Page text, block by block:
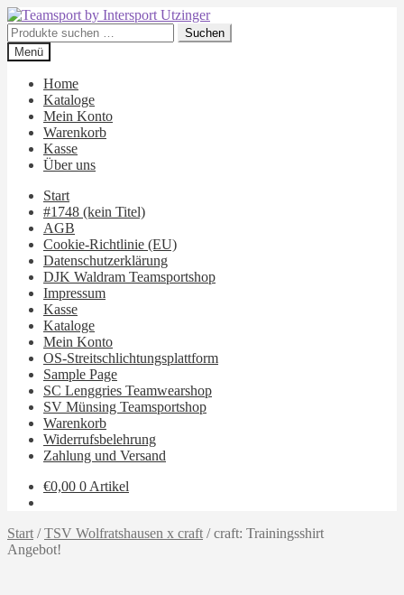
Zur
Navigation
springen
Zum
Inhalt
springen
Suchen
nach:
Suchen
Menü
Home
Kataloge
Mein Konto
Warenkorb
Kasse
Über uns
Start
#1748 (kein Titel)
AGB
Cookie-Richtlinie (EU)
Datenschutzerklärung
DJK Waldram Teamsportshop
Impressum
Kasse
Kataloge
Mein Konto
OS-Streitschlichtungsplattform
Sample Page
SC Lenggries Teamwearshop
SV Münsing Teamsportshop
Warenkorb
Widerrufsbelehrung
Zahlung und Versand
€0,00 0 Artikel
Start /TSV Wolfratshausen x craft /craft: Trainingsshirt
Angebot!